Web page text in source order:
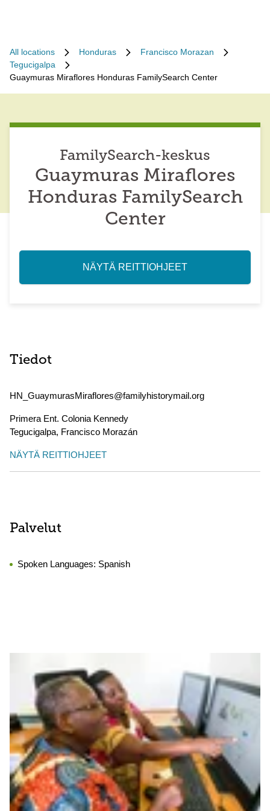
All locations Honduras
Francisco Morazan
Tegucigalpa
Guaymuras Miraflores Honduras FamilySearch Center
FamilySearch-keskus
Guaymuras Miraflores
Honduras FamilySearch
Center
NÄYTÄ REITTIOHJEET
Tiedot
HN_GuaymurasMiraflores@familyhistorymail.org
Primera Ent. Colonia Kennedy
Tegucigalpa, Francisco Morazán
NÄYTÄ REITTIOHJEET
Palvelut
Spoken Languages: Spanish